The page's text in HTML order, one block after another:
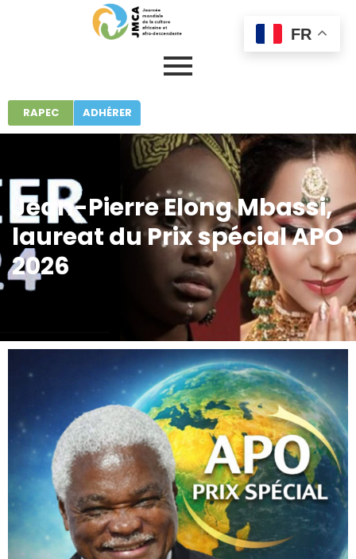
RAPEC ADHÉRER
Jean-Pierre Elong Mbassi,
laureat du Prix spécial APO
2026
FR